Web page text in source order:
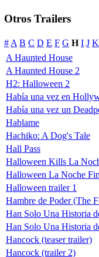
Otros Trailers
# A B C D E F G H I J K
A Haunted House
A Haunted House 2
H2: Halloween 2
Había una vez en
Había una vez un
Hablame
Hachiko: A Dog's Tale
Hall Pass
Halloween Kills La
Halloween La Noche
Halloween trailer 1
Hambre de Poder (The
Han Solo Una Historia
Han Solo Una Historia
Hancock (teaser trailer)
Hancock (trailer 2)